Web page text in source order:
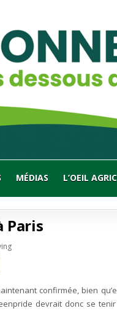
MÉDIAS L’OEIL
Paris
confirmée, bien
devrait donc se